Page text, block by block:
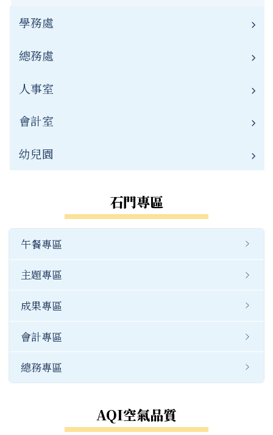
學務處
業務職掌
學務公告
常用連結
公開資訊
總務處
業務職掌
總務公告
常用連結
職安衛生
場地租借
人事室
業務職掌
人事公告
公開資訊
檔案下載
會計室
業務職掌
重要連結
公開資訊
幼兒園
幼兒園職掌
幼兒園公告
常用連結
公開資訊
石門專區
午餐專區
主題專區
成果專區
會計專區
總務專區
AQI空氣品質